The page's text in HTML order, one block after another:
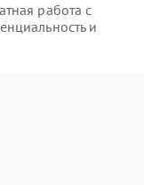
работа с
и